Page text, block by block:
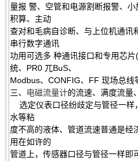
量报 警、空管和电源割断报警、
积算、主动
查对和毛病自诊断、与上位机通讯
串行数字通讯
功用可选多 种通讯接口和专用芯
统、PR0 兀BuS、
Modbus、CONFIG、FF 现场总线
三、 电磁流量计的流速、满度流量
选定仪表口径纷歧定与管径一样
水等粘
度不高的液体、管道流速普通是
用在如许的
管道上，传感器口径与管径一样即